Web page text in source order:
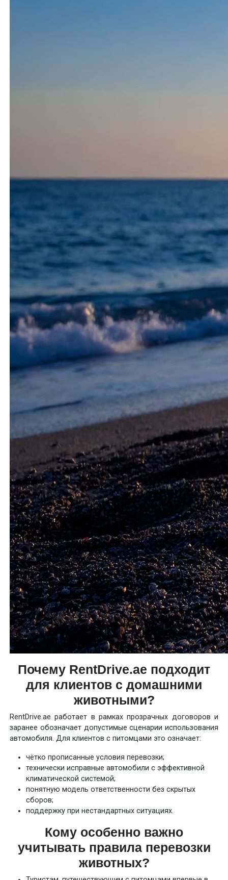
Почему RentDrive.ae подходит
для клиентов с домашними
животными?
RentDrive.ae работает в рамках прозрачных договоров и
заранее обозначает допустимые сценарии использования
автомобиля. Для клиентов с питомцами это означает:
чётко прописанные условия перевозки;
технически исправные автомобили с эффективной
климатической системой;
понятную модель ответственности без скрытых
сборов;
поддержку при нестандартных ситуациях.
Кому особенно важно
учитывать правила перевозки
животных?